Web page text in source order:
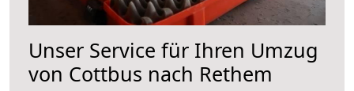
Unser Service für Ihren Umzug
von Cottbus nach Rethem